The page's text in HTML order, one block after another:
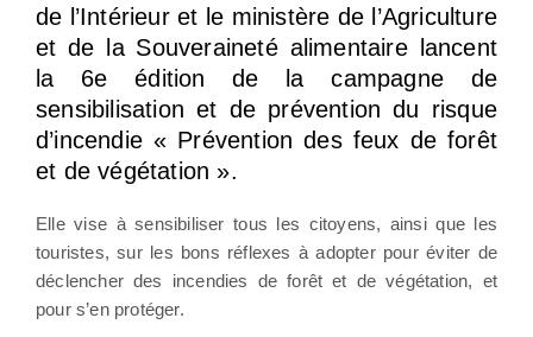
de l’Intérieur et le ministère de l’Agriculture
et de la Souveraineté alimentaire lancent
la 6e édition de la campagne de
sensibilisation et de prévention du risque
d’incendie « Prévention des feux de forêt
et de végétation ».
Elle vise à sensibiliser tous les citoyens, ainsi que les
touristes, sur les bons réflexes à adopter pour éviter de
déclencher des incendies de forêt et de végétation, et
pour s’en protéger.